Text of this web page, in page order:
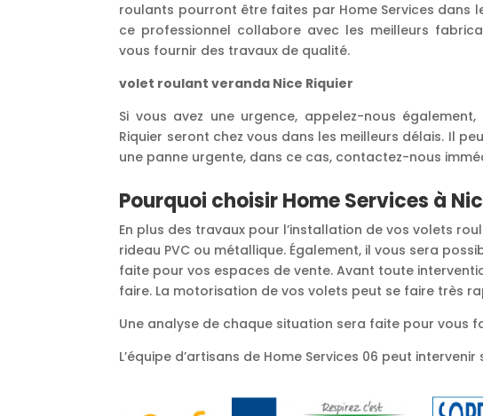
roulants pourront être faites par Home Services dans
ce professionnel collabore avec les meilleurs
vous fournir des travaux de qualité.
volet roulant veranda Nice Riquier
Si vous avez une urgence, appelez-nous
Riquier seront chez vous dans les meilleurs délais. Il
une panne urgente, dans ce cas, contactez-nous
Pourquoi choisir Home Services à
En plus des travaux pour l’installation de vos volets
rideau PVC ou métallique. Également, il vous sera
faite pour vos espaces de vente. Avant toute
faire. La motorisation de vos volets peut se faire très
Une analyse de chaque situation sera faite pour vous
L’équipe d’artisans de Home Services 06 peut